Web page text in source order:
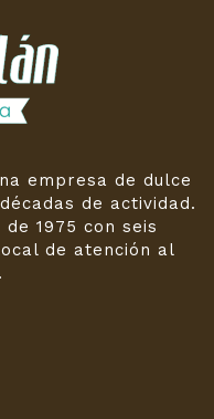
empresa de dulce
de actividad.
1975 con seis
de atención al